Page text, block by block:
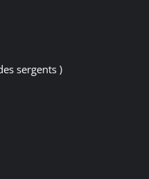
sergents )